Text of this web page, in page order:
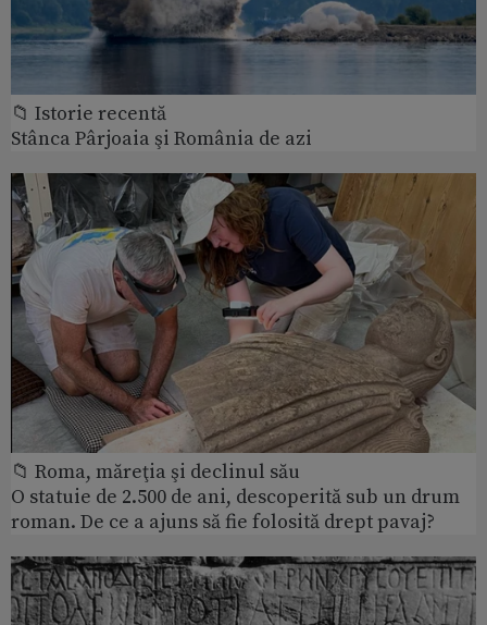
📁 Istorie recentă
Stânca Pârjoaia şi România de azi
📁 Roma, măreţia şi declinul său
O statuie de 2.500 de ani, descoperită sub un drum
roman. De ce a ajuns să fie folosită drept pavaj?